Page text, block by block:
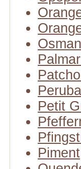
Petit
Piment